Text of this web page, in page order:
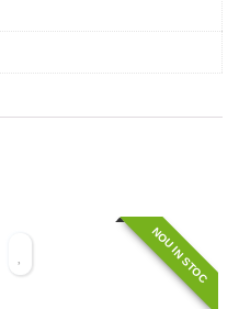
NOU IN STOC